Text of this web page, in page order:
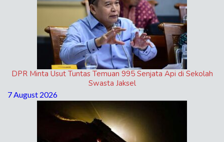
DPR Minta Usut Tuntas Temuan 995 Senjata Api di Sekolah
Swasta Jaksel
7 August 2026